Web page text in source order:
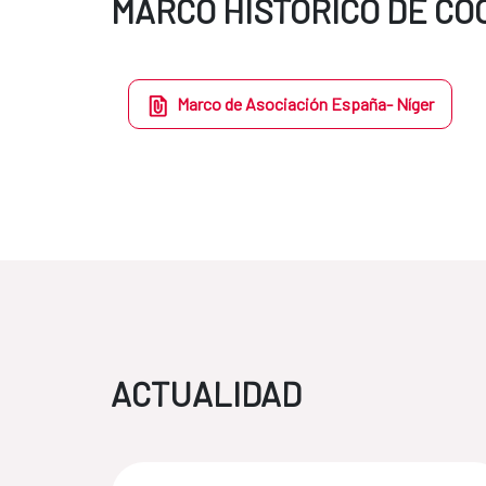
MARCO HISTÓRICO DE
Marco de Asociación España- Níger
ACTUALIDAD